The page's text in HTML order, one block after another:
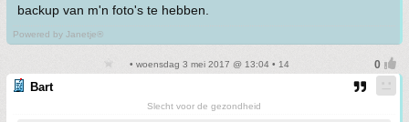
backup van m'n foto's te hebben.
Powered by Janetje®
• woensdag 3 mei 2017 @ 13:04 • 14
Bart
Slecht voor de gezondheid